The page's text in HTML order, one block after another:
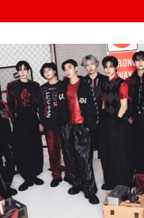
musicjapantv
💡08/05(水)23:00特番放送！
...
8月 4
4 0